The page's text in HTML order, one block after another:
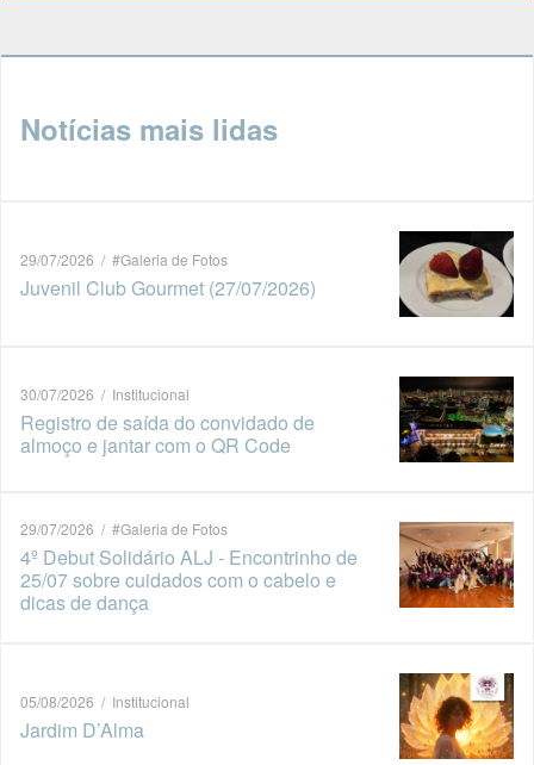
Notícias mais lidas
29/07/2026 / #Galeria de Fotos
Juvenil Club Gourmet (27/07/2026)
30/07/2026 / Institucional
Registro de saída do convidado de
almoço e jantar com o QR Code
29/07/2026 / #Galeria de Fotos
4º Debut Solidário ALJ - Encontrinho de
25/07 sobre cuidados com o cabelo e
dicas de dança
05/08/2026 / Institucional
Jardim D’Alma